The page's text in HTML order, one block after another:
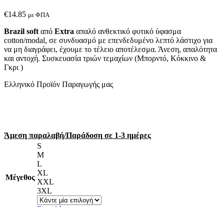
€14.85 με ΦΠΑ
Brazil softαπό Extra απαλό ανθεκτικό φυτικό ύφασμα
cotton/modal, σε συνδυασμό με επενδεδυμένο λεπτό λάστιχο για
να μη διαγράφει, έχουμε το τέλειο αποτέλεσμα. Άνεση, απαλότητα
και αντοχή. Συσκευασία τριών τεμαχίων (Μπορντό, Κόκκινο &
Γκρι )
Ελληνικό Προϊόν Παραγωγής μας
Άμεση παραλαβή/Παράδοση σε 1-3 ημέρες
Μέγεθος
S
M
L
XL
XXL
3XL